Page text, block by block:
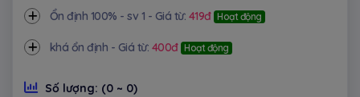
Ổn định 100% - sv 1 - Giá từ: 419đ Hoạt động
khá ổn định - Giá từ: 400đ Hoạt động
Số lượng: (0 ~ 0)